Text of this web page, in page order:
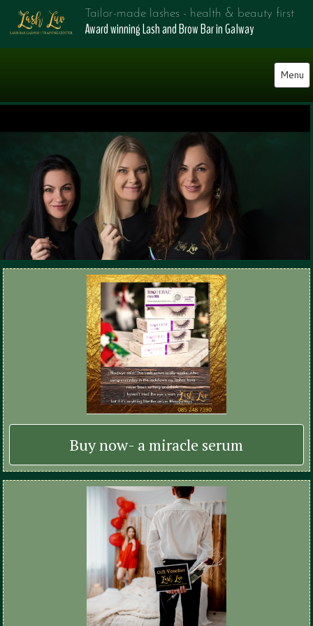
Tailor-made lashes - health & beauty first
Award winning Lash and Brow Bar in Galway
Menu
Buy now- a miracle serum